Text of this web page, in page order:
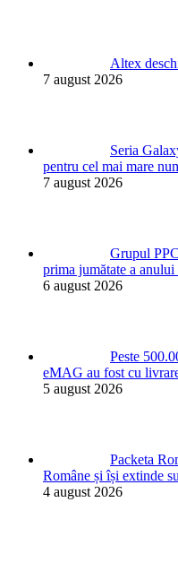
Altex
7 august 2026
Seria
pentru cel mai mare
7 august 2026
Grupul
prima jumătate a anului
6 august 2026
Peste
eMAG au fost cu
5 august 2026
Packeta
Române și își extinde
4 august 2026